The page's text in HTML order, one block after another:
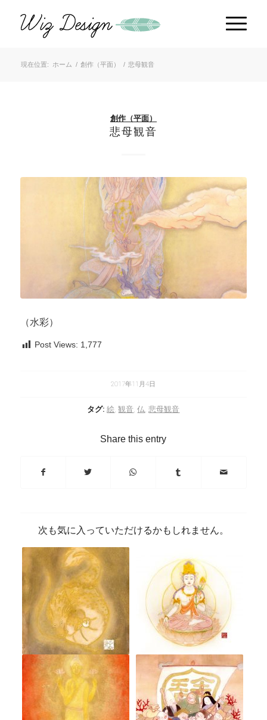
現在位置: ホーム / 創作（平面） / 悲母観音
創作（平面）
悲母観音
（水彩）
Post Views: 1,777
2017年11月4日
タグ: 絵,観音,仏,悲母観音
Share this entry
次も気に入っていただけるかもしれません。